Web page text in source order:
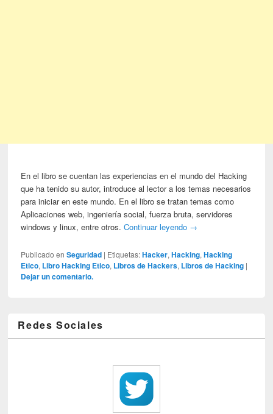
En el libro se cuentan las experiencias en el mundo del Hacking
que ha tenido su autor, introduce al lector a los temas necesarios
para iniciar en este mundo. En el libro se tratan temas como
Aplicaciones web, ingeniería social, fuerza bruta, servidores
windows y linux, entre otros.Continuar leyendo →
Publicado en Seguridad | Etiquetas: Hacker,Hacking,Hacking
Etico, Libro Hacking Etico, Libros de Hackers, Libros de Hacking |
Dejar un comentario.
Redes Sociales